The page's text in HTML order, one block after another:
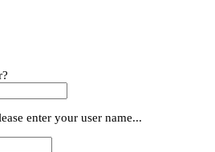
enter your user name...